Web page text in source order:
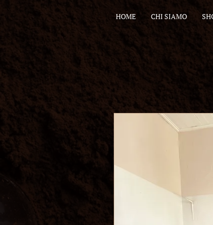
HOME CHI SIAMO